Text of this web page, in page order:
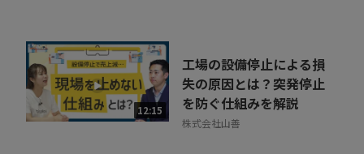
12:15
工場の設備停止による損
失の原因とは？突発停止
を防ぐ仕組みを解説
株式会社山善